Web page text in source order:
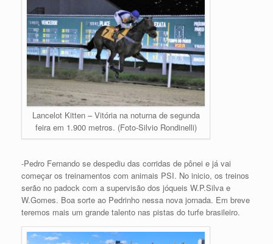
Lancelot Kitten – Vitória na noturna de segunda
feira em 1.900 metros. (Foto-Silvio Rondinelli)
-Pedro Fernando se despediu das corridas de pônei e já vai
começar os treinamentos com animais PSI. No inicio, os treinos
serão no padock com a supervisão dos jóqueis W.P.Silva e
W.Gomes. Boa sorte ao Pedrinho nessa nova jornada. Em breve
teremos mais um grande talento nas pistas do turfe brasileiro.